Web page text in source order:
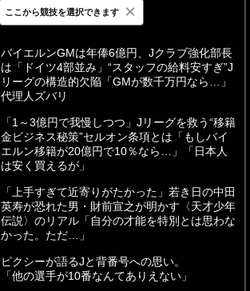
最新 24時間 週間
バイエルンGMは年俸6億円、Jクラブ強化部長
は「ドイツ4部並み」“スタッフの給料安すぎ”J
リーグの構造的欠陥「GMが数千万円なら…」
代理人ズバリ
「1～3億円で我慢しつつ」Jリーグを救う“移籍
金ビジネス秘策”セルオン条項とは「もしバイ
エルン移籍が20億円で10％なら…」「日本人
は安く買えるが」
「上手すぎて近寄りがたかった」若き日の中田
英寿が恐れた男・財前宣之が明かす〈天才少年
伝説〉のリアル「自分の才能を特別とは思わな
かった。ただ…」
ピクシーが語るJと背番号への思い。
「他の選手が10番なんてありえない」
ここから競技を選択できます ×